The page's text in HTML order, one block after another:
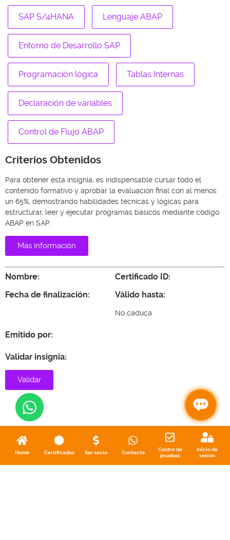
SAP S/4HANA Lenguaje ABAP
Entorno de Desarrollo SAP
Programación lógica Tablas Internas
Declaración de variables
Control de Flujo ABAP
Criterios Obtenidos
Para obtener esta insignia, es indispensable cursar todo el
contenido formativo y aprobar la evaluación final con al menos
un 65%, demostrando habilidades técnicas y lógicas para
estructurar, leer y ejecutar programas básicos mediante código
ABAP en SAP.
Más información
Nombre:
Fecha de finalización:
Certificado ID:
Válido hasta:
No caduca
Emitido por:
Validar insignia:
Validar
Home Certificados Ser socio Contacto
Centro de
pruebas
Inicio de
sesión